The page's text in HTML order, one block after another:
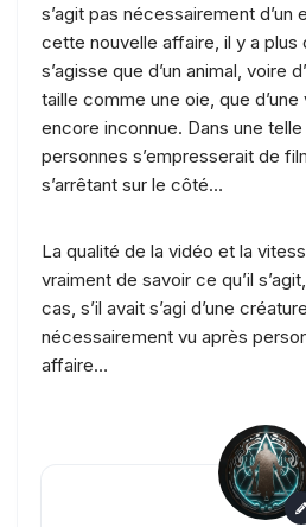
s’agit pas nécessairement d’un
cette nouvelle affaire, il y a plus
s’agisse que d’un animal, voire
taille comme une oie, que
encore inconnue. Dans une
personnes s’empresserait de
s’arrêtant sur le côté…
La qualité de la vidéo et la
vraiment de savoir ce qu’il
cas, s’il avait s’agi d’une
nécessairement vu après
affaire…